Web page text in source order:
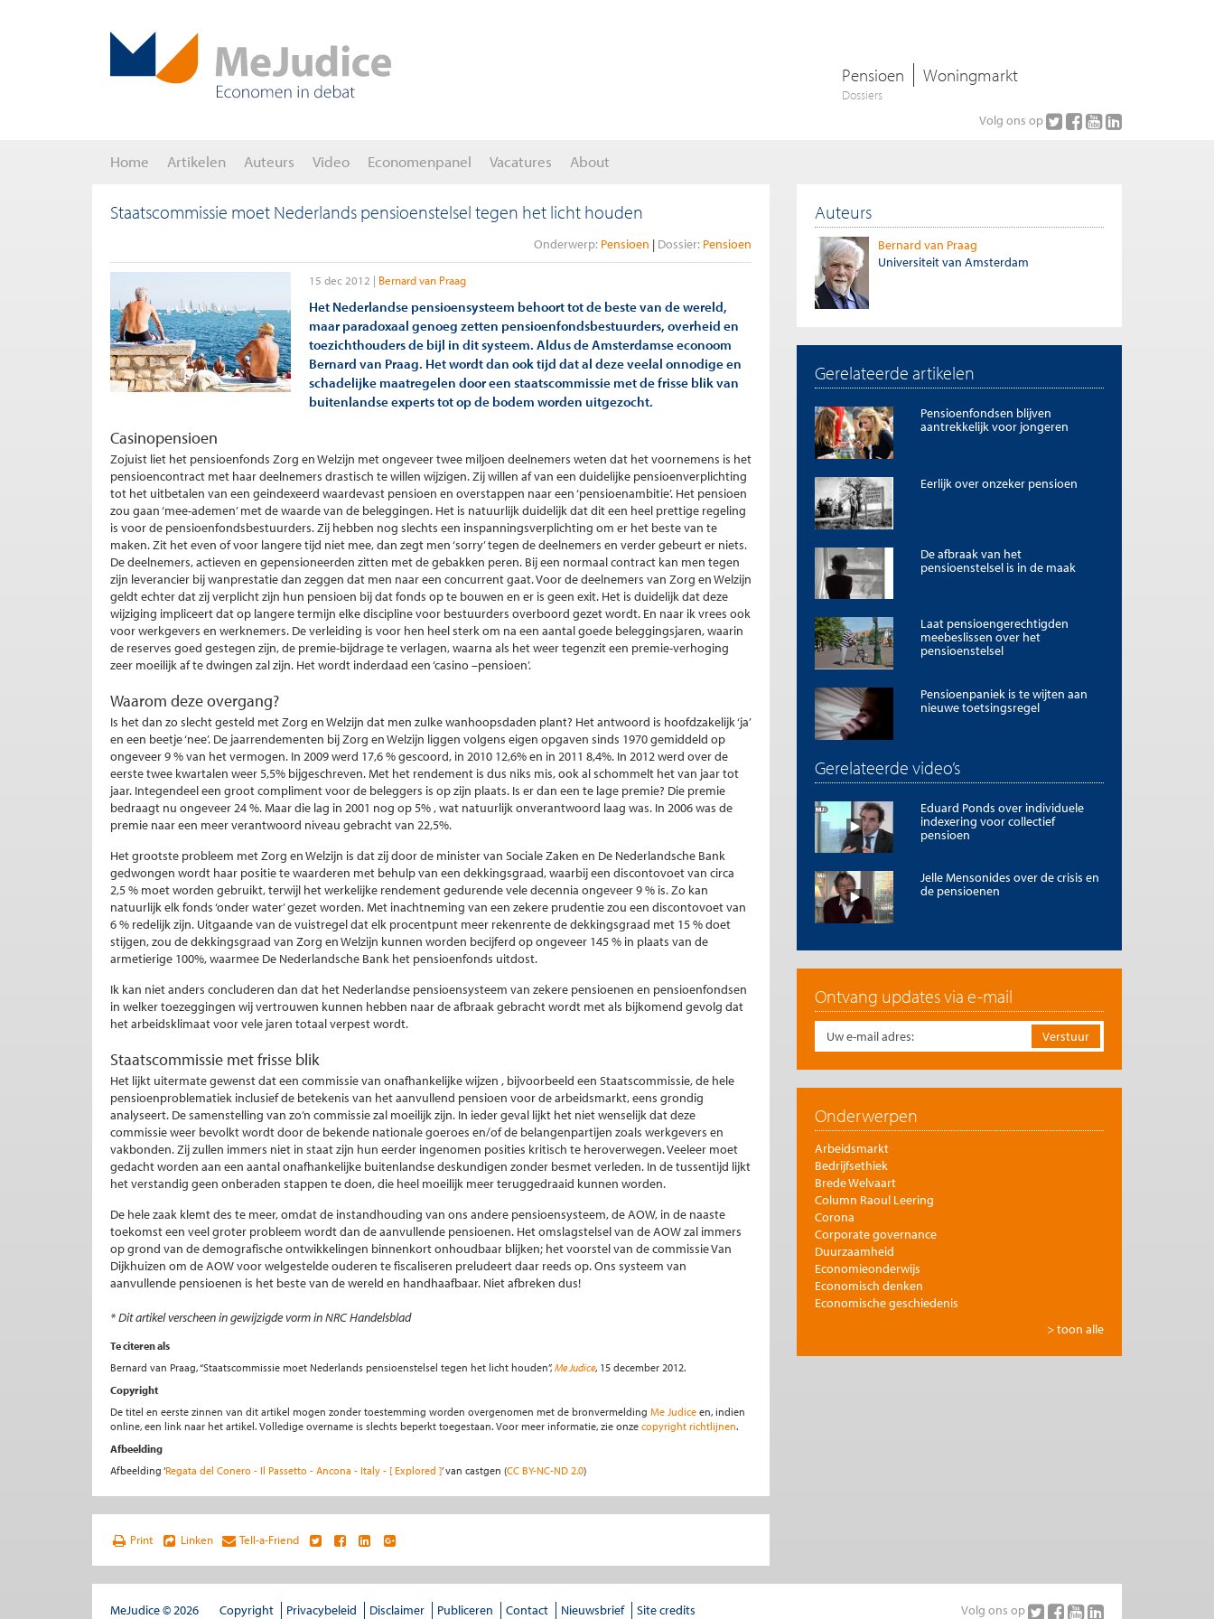
Pensioen Woningmarkt
Dossiers
Volg ons op
Home Artikelen Auteurs Video Economenpanel Vacatures About
Staatscommissie moet Nederlands pensioenstelsel tegen het licht houden
Onderwerp: Pensioen Dossier: Pensioen
15 dec 2012 Bernard van Praag
Het Nederlandse pensioensysteem behoort tot de beste van de wereld,
maar paradoxaal genoeg zetten pensioenfondsbestuurders, overheid en
toezichthouders de bijl in dit systeem. Aldus de Amsterdamse econoom
Bernard van Praag. Het wordt dan ook tijd dat al deze veelal onnodige en
schadelijke maatregelen door een staatscommissie met de frisse blik van
buitenlandse experts tot op de bodem worden uitgezocht.
Casinopensioen
Zojuist liet het pensioenfonds Zorg en Welzijn met ongeveer twee miljoen deelnemers weten dat het voornemens is het
pensioencontract met haar deelnemers drastisch te willen wijzigen. Zij willen af van een duidelijke pensioenverplichting
tot het uitbetalen van een geindexeerd waardevast pensioen en overstappen naar een ‘pensioenambitie’. Het pensioen
zou gaan ‘mee-ademen’ met de waarde van de beleggingen. Het is natuurlijk duidelijk dat dit een heel prettige regeling
is voor de pensioenfondsbestuurders. Zij hebben nog slechts een inspanningsverplichting om er het beste van te
maken. Zit het even of voor langere tijd niet mee, dan zegt men ‘sorry’ tegen de deelnemers en verder gebeurt er niets.
De deelnemers, actieven en gepensioneerden zitten met de gebakken peren. Bij een normaal contract kan men tegen
zijn leverancier bij wanprestatie dan zeggen dat men naar een concurrent gaat. Voor de deelnemers van Zorg en Welzijn
geldt echter dat zij verplicht zijn hun pensioen bij dat fonds op te bouwen en er is geen exit. Het is duidelijk dat deze
wijziging impliceert dat op langere termijn elke discipline voor bestuurders overboord gezet wordt. En naar ik vrees ook
voor werkgevers en werknemers. De verleiding is voor hen heel sterk om na een aantal goede beleggingsjaren, waarin
de reserves goed gestegen zijn, de premie-bijdrage te verlagen, waarna als het weer tegenzit een premie-verhoging
zeer moeilijk af te dwingen zal zijn. Het wordt inderdaad een ‘casino –pensioen’.
Waarom deze overgang?
Is het dan zo slecht gesteld met Zorg en Welzijn dat men zulke wanhoopsdaden plant? Het antwoord is hoofdzakelijk ‘ja’
en een beetje ‘nee’. De jaarrendementen bij Zorg en Welzijn liggen volgens eigen opgaven sinds 1970 gemiddeld op
ongeveer 9 % van het vermogen. In 2009 werd 17,6 % gescoord, in 2010 12,6% en in 2011 8,4%. In 2012 werd over de
eerste twee kwartalen weer 5,5% bijgeschreven. Met het rendement is dus niks mis, ook al schommelt het van jaar tot
jaar. Integendeel een groot compliment voor de beleggers is op zijn plaats. Is er dan een te lage premie? Die premie
bedraagt nu ongeveer 24 %. Maar die lag in 2001 nog op 5% , wat natuurlijk onverantwoord laag was. In 2006 was de
premie naar een meer verantwoord niveau gebracht van 22,5%.
Het grootste probleem met Zorg en Welzijn is dat zij door de minister van Sociale Zaken en De Nederlandsche Bank
gedwongen wordt haar positie te waarderen met behulp van een dekkingsgraad, waarbij een discontovoet van circa
2,5 % moet worden gebruikt, terwijl het werkelijke rendement gedurende vele decennia ongeveer 9 % is. Zo kan
natuurlijk elk fonds ‘onder water’ gezet worden. Met inachtneming van een zekere prudentie zou een discontovoet van
6 % redelijk zijn. Uitgaande van de vuistregel dat elk procentpunt meer rekenrente de dekkingsgraad met 15 % doet
stijgen, zou de dekkingsgraad van Zorg en Welzijn kunnen worden becijferd op ongeveer 145 % in plaats van de
armetierige 100%, waarmee De Nederlandsche Bank het pensioenfonds uitdost.
Ik kan niet anders concluderen dan dat het Nederlandse pensioensysteem van zekere pensioenen en pensioenfondsen
in welker toezeggingen wij vertrouwen kunnen hebben naar de afbraak gebracht wordt met als bijkomend gevolg dat
het arbeidsklimaat voor vele jaren totaal verpest wordt.
Staatscommissie met frisse blik
Het lijkt uitermate gewenst dat een commissie van onafhankelijke wijzen , bijvoorbeeld een Staatscommissie, de hele
pensioenproblematiek inclusief de betekenis van het aanvullend pensioen voor de arbeidsmarkt, eens grondig
analyseert. De samenstelling van zo’n commissie zal moeilijk zijn. In ieder geval lijkt het niet wenselijk dat deze
commissie weer bevolkt wordt door de bekende nationale goeroes en/of de belangenpartijen zoals werkgevers en
vakbonden. Zij zullen immers niet in staat zijn hun eerder ingenomen posities kritisch te heroverwegen. Veeleer moet
gedacht worden aan een aantal onafhankelijke buitenlandse deskundigen zonder besmet verleden. In de tussentijd lijkt
het verstandig geen onberaden stappen te doen, die heel moeilijk meer teruggedraaid kunnen worden.
De hele zaak klemt des te meer, omdat de instandhouding van ons andere pensioensysteem, de AOW, in de naaste
toekomst een veel groter probleem wordt dan de aanvullende pensioenen. Het omslagstelsel van de AOW zal immers
op grond van de demografische ontwikkelingen binnenkort onhoudbaar blijken; het voorstel van de commissie Van
Dijkhuizen om de AOW voor welgestelde ouderen te fiscaliseren preludeert daar reeds op. Ons systeem van
aanvullende pensioenen is het beste van de wereld en handhaafbaar. Niet afbreken dus!
* Dit artikel verscheen in gewijzigde vorm in NRC Handelsblad
Te citeren als
Bernard van Praag, “Staatscommissie moet Nederlands pensioenstelsel tegen het licht houden”, Me Judice, 15 december 2012.
Copyright
De titel en eerste zinnen van dit artikel mogen zonder toestemming worden overgenomen met de bronvermelding Me Judice en, indien
online, een link naar het artikel. Volledige overname is slechts beperkt toegestaan. Voor meer informatie, zie onze copyright richtlijnen.
Afbeelding
Afbeelding ‘Regata del Conero - Il Passetto - Ancona - Italy - [ Explored ]’ van castgen (CC BY-NC-ND 2.0)
Print Linken Tell-a-Friend
Auteurs
Bernard van Praag
Universiteit van Amsterdam
Gerelateerde artikelen
Pensioenfondsen blijven
aantrekkelijk voor jongeren
Eerlijk over onzeker pensioen
De afbraak van het
pensioenstelsel is in de maak
Laat pensioengerechtigden
meebeslissen over het
pensioenstelsel
Pensioenpaniek is te wijten aan
nieuwe toetsingsregel
Gerelateerde video’s
Eduard Ponds over individuele
indexering voor collectief
pensioen
Jelle Mensonides over de crisis en
de pensioenen
Ontvang updates via e-mail
Onderwerpen
Arbeidsmarkt
Bedrijfsethiek
Brede Welvaart
Column Raoul Leering
Corona
Corporate governance
Duurzaamheid
Economieonderwijs
Economisch denken
Economische geschiedenis
Filosofie en economie
> toon alle
MeJudice © 2026 Copyright Privacybeleid Disclaimer Publiceren Contact Nieuwsbrief Site credits Volg ons op